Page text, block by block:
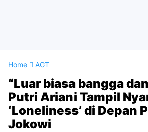
Home AGT
“Luar biasa bangga
Putri Ariani Tampil
‘Loneliness’ di Depan
Jokowi